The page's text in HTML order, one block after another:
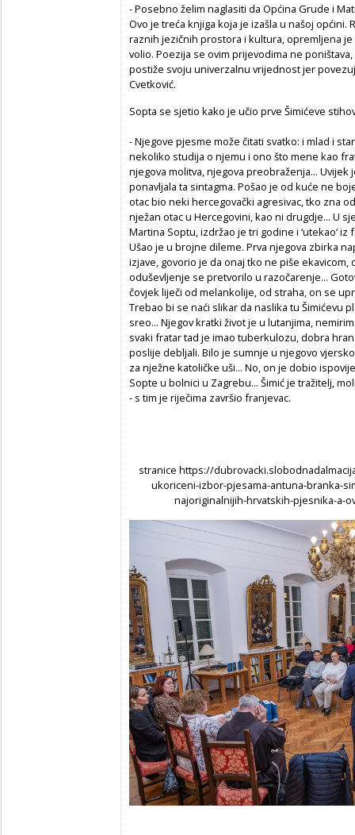
- Posebno želim naglasiti da Općina Grude i
Ovo je treća knjiga koja je izašla u našoj
raznih jezičnih prostora i kultura, opremljena
volio. Poezija se ovim prijevodima ne
postiže svoju univerzalnu vrijednost jer
Cvetković.
Sopta se sjetio kako je učio prve Šimićeve
- Njegove pjesme može čitati svatko: i mlad i
nekoliko studija o njemu i ono što mene kao
njegova molitva, njegova preobraženja... Uvijek
ponavljala ta sintagma. Pošao je od kuće ne
otac bio neki hercegovački agresivac, tko zna
nježan otac u Hercegovini, kao ni drugdje... U
Martina Soptu, izdržao je tri godine i ‘utekao‘
Ušao je u brojne dileme. Prva njegova zbirka
izjave, govorio je da onaj tko ne piše
oduševljenje se pretvorilo u razočarenje...
čovjek liječi od melankolije, od straha, on se
Trebao bi se naći slikar da naslika tu Šimićevu
sreo... Njegov kratki život je u lutanjima,
svaki fratar tad je imao tuberkulozu, dobra
poslije debljali. Bilo je sumnje u njegovo
za nježne katoličke uši... No, on je dobio
Sopte u bolnici u Zagrebu... Šimić je tražitelj,
- s tim je riječima završio franjevac.
stranice https://
ukoriceni-izbor-pjesama-antuna-branka-
najoriginalnijih-hrvatskih-pjesnika-a-